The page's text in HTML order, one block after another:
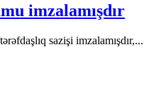
imzalamışdır
sazişi imzalamışdır,...